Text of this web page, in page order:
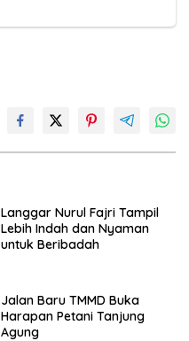
Langgar Nurul Fajri Tampil
Lebih Indah dan Nyaman
untuk Beribadah
Jalan Baru TMMD Buka
Harapan Petani Tanjung
Agung